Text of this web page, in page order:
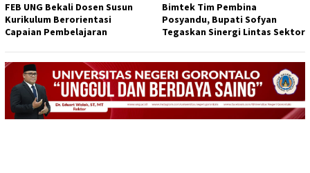
FEB UNG Bekali Dosen Susun
Kurikulum Berorientasi
Capaian Pembelajaran
Bimtek Tim Pembina
Posyandu, Bupati Sofyan
Tegaskan Sinergi Lintas Sektor